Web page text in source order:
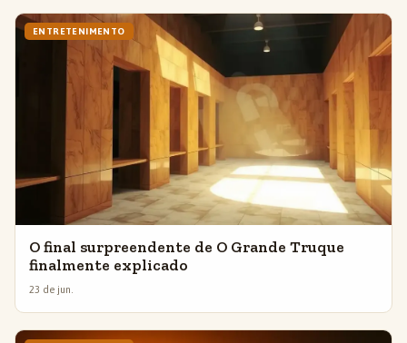
ENTRETENIMENTO
O final surpreendente de O Grande Truque
finalmente explicado
23 de jun.